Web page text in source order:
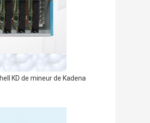
KD de mineur de Kadena